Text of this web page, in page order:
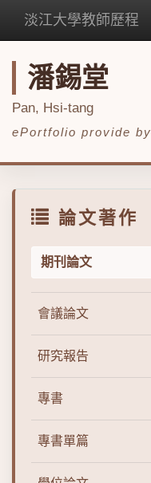
淡江大學教師歷程
潘錫堂
Pan, Hsi-tang
ePortfolio provide by
論文著作
期刊論文
會議論文
研究報告
專書
專書單篇